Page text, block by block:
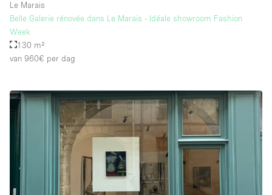
Le Marais
Belle Galerie rénovée dans Le Marais - Idéale showroom Fashion
Week
130 m²
van 960€ per dag